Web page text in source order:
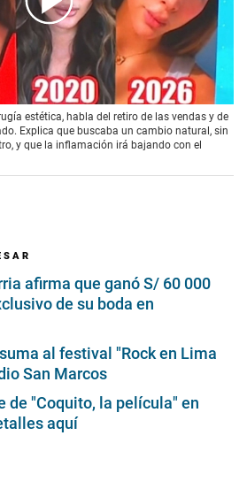
estética, habla del retiro de las vendas y de
Explica que buscaba un cambio natural, sin
y que la inflamación irá bajando con el
afirma que ganó S/ 60 000
de su boda en
al festival "Rock en Lima
San Marcos
de "Coquito, la película" en
aquí